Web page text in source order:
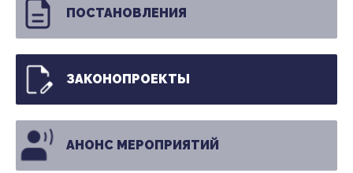
ПОСТАНОВЛЕНИЯ
ЗАКОНОПРОЕКТЫ
АНОНС МЕРОПРИЯТИЙ